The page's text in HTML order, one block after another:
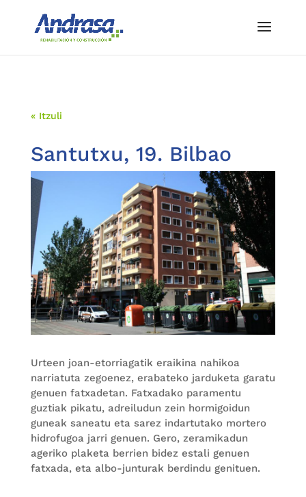
« Itzuli
Santutxu, 19. Bilbao
Urteen joan-etorriagatik eraikina nahikoa
narriatuta zegoenez, erabateko jarduketa garatu
genuen fatxadetan. Fatxadako paramentu
guztiak pikatu, adreiludun zein hormigoidun
guneak saneatu eta sarez indartutako mortero
hidrofugoa jarri genuen. Gero, zeramikadun
ageriko plaketa berrien bidez estali genuen
fatxada, eta albo-junturak berdindu genituen.